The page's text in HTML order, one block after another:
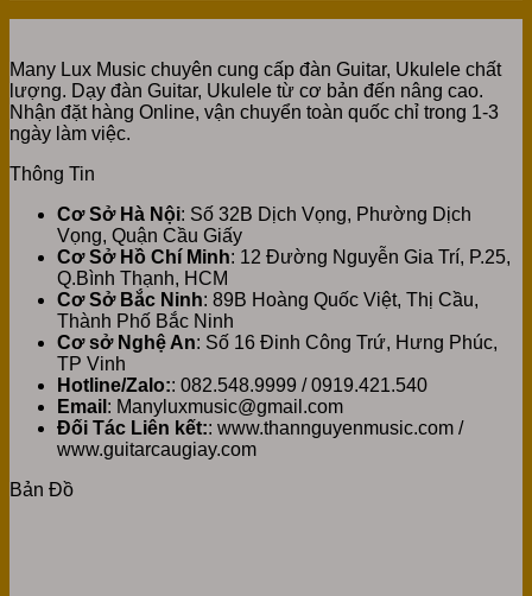
Many Lux Music chuyên cung cấp đàn Guitar, Ukulele chất
lượng. Dạy đàn Guitar, Ukulele từ cơ bản đến nâng cao.
Nhận đặt hàng Online, vận chuyển toàn quốc chỉ trong 1-3
ngày làm việc.
Thông Tin
Cơ Sở Hà Nội: Số 32B Dịch Vọng, Phường Dịch
Vọng, Quận Cầu Giấy
Cơ Sở Hồ Chí Minh: 12 Đường Nguyễn Gia Trí, P.25,
Q.Bình Thạnh, HCM
Cơ Sở Bắc Ninh: 89B Hoàng Quốc Việt, Thị Cầu,
Thành Phố Bắc Ninh
Cơ sở Nghệ An: Số 16 Đinh Công Trứ, Hưng Phúc,
TP Vinh
Hotline/Zalo:: 082.548.9999 / 0919.421.540
Email : Manyluxmusic@gmail.com
Đối Tác Liên kết:: www.thannguyenmusic.com /
www.guitarcaugiay.com
Bản Đồ